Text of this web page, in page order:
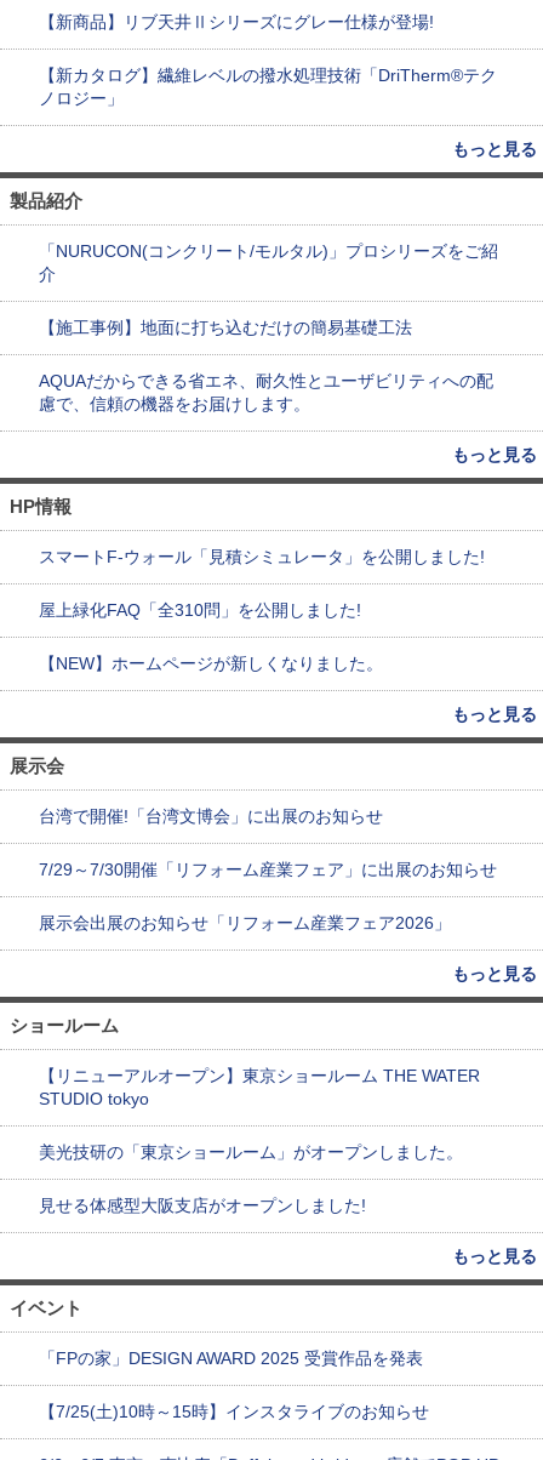
【新商品】リブ天井Ⅱシリーズにグレー仕様が登場!
【新カタログ】繊維レベルの撥水処理技術「DriTherm®テク
ノロジー」
もっと見る
製品紹介
「NURUCON(コンクリート/モルタル)」プロシリーズをご紹
介
【施工事例】地面に打ち込むだけの簡易基礎工法
AQUAだからできる省エネ、耐久性とユーザビリティへの配
慮で、信頼の機器をお届けします。
もっと見る
HP情報
スマートF-ウォール「見積シミュレータ」を公開しました!
屋上緑化FAQ「全310問」を公開しました!
【NEW】ホームページが新しくなりました。
もっと見る
展示会
台湾で開催!「台湾文博会」に出展のお知らせ
7/29～7/30開催「リフォーム産業フェア」に出展のお知らせ
展示会出展のお知らせ「リフォーム産業フェア2026」
もっと見る
ショールーム
【リニューアルオープン】東京ショールーム THE WATER
STUDIO tokyo
美光技研の「東京ショールーム」がオープンしました。
見せる体感型大阪支店がオープンしました!
もっと見る
イベント
「FPの家」DESIGN AWARD 2025 受賞作品を発表
【7/25(土)10時～15時】インスタライブのお知らせ